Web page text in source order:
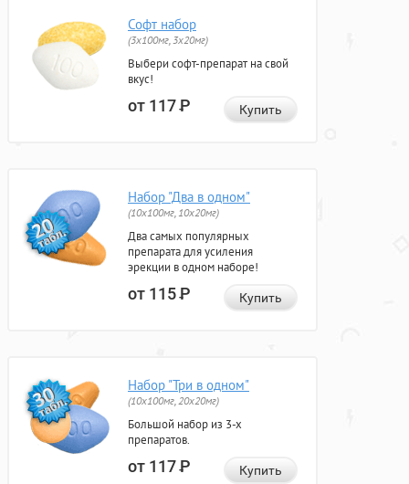
Софт набор
(3x100мг, 3x20мг)
Выбери софт-препарат на свой
вкус!
от 117Р Купить
Набор "Два в одном"
(10x100мг, 10x20мг)
Два самых популярных
препарата для усиления
эрекции в одном наборе!
от 115Р Купить
Набор "Три в одном"
(10x100мг, 20x20мг)
Большой набор из 3-х
препаратов.
от 117Р Купить